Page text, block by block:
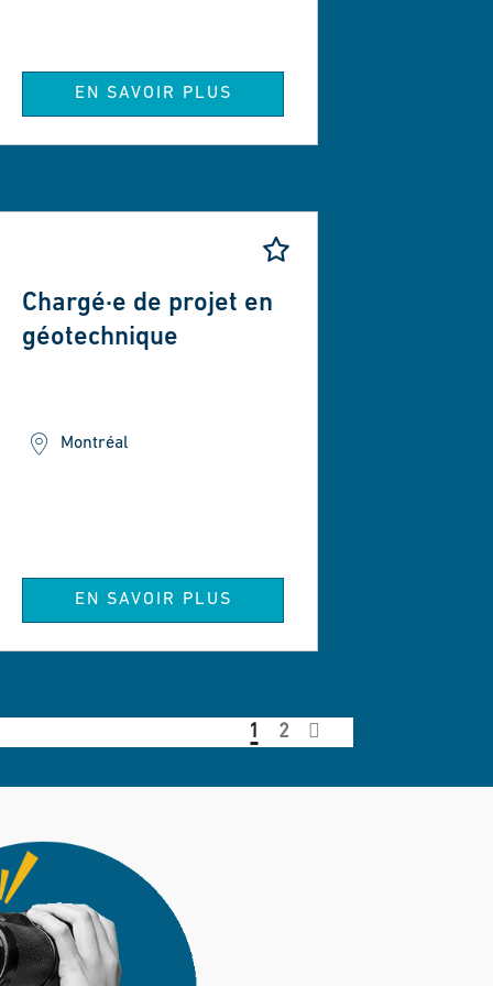
que
sur
EN SAVOIR PLUS
Chargé·e de projet en
géotechnique
Montréal
EN SAVOIR PLUS
1 2